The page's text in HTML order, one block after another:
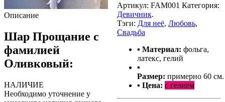
Артикул: FAM001 Категория:
Девичник.
Тэги: Для неё, Любовь,
Свадьба
▪ Материал: фольга,
латекс, гелий
▪
Размер: примерно 60 см.
▪ Цена: с гелием
Описание
Шар Прощание с
фамилией
Оливковый:
НАЛИЧИЕ
Необходимо уточнение у